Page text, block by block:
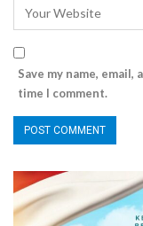
Save my name,
time I comment.